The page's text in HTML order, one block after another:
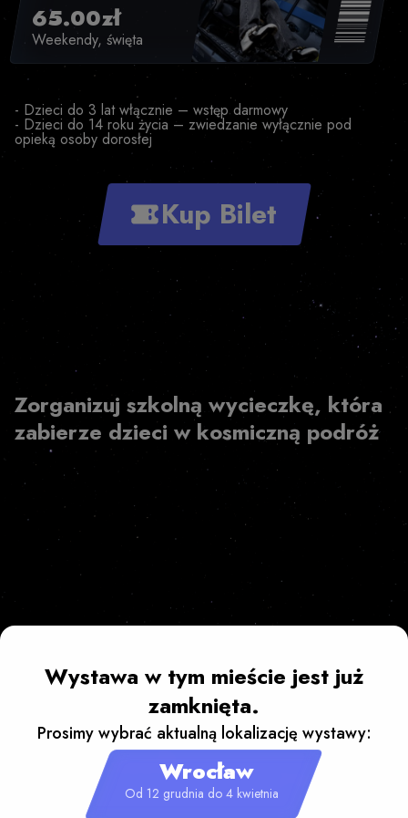
Wystawa w tym mieście jest już
zamknięta.
Prosimy wybrać aktualną lokalizację wystawy:
Wrocław
Od 12 grudnia do 4 kwietnia
65.00zł
Weekendy, święta
- Dzieci do 3 lat włącznie – wstęp darmowy
- Dzieci do 14 roku życia – zwiedzanie wyłącznie pod
opieką osoby dorosłej
Kup Bilet
Zorganizuj szkolną wycieczkę, która
zabierze dzieci w kosmiczną podróż